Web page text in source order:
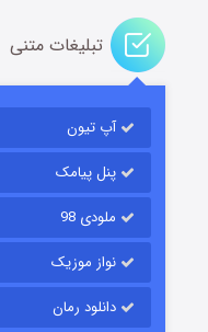
تبلیغات متنی
آپ تیون
پنل پیامک
ملودی 98
نواز موزیک
دانلود رمان